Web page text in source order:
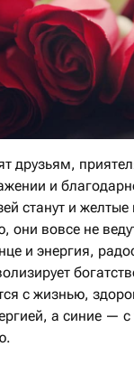
друзьям,
и
станут и
вовсе не
и энергия,
с жизнью,
а синие — с